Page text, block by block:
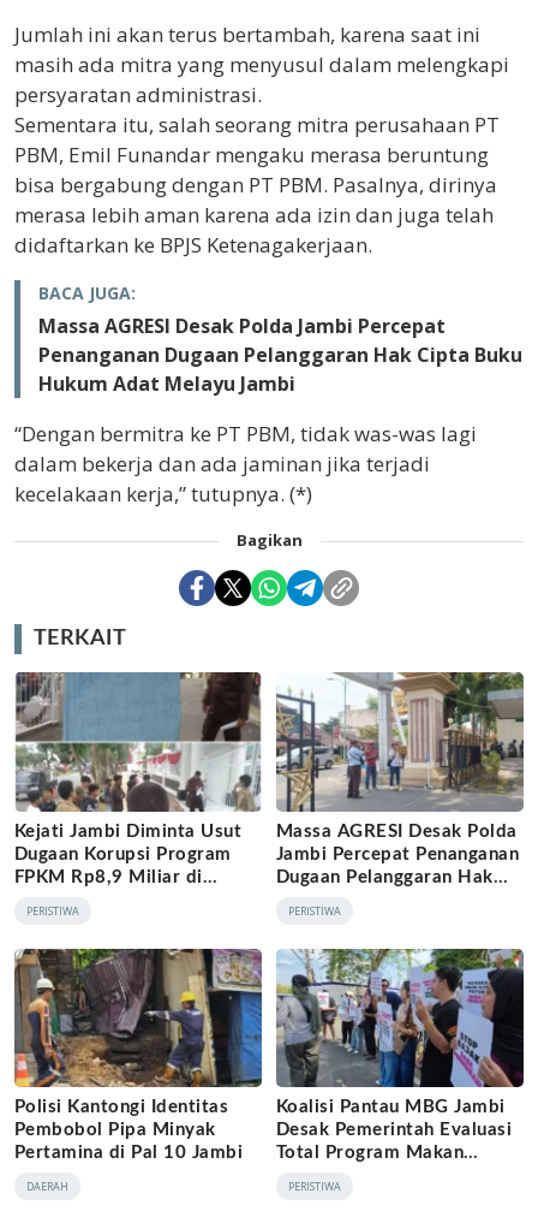
Jumlah ini akan terus bertambah, karena saat ini
masih ada mitra yang menyusul dalam melengkapi
persyaratan administrasi.
Sementara itu, salah seorang mitra perusahaan PT
PBM, Emil Funandar mengaku merasa beruntung
bisa bergabung dengan PT PBM. Pasalnya, dirinya
merasa lebih aman karena ada izin dan juga telah
didaftarkan ke BPJS Ketenagakerjaan.
BACA JUGA:
Massa AGRESI Desak Polda Jambi Percepat
Penanganan Dugaan Pelanggaran Hak Cipta Buku
Hukum Adat Melayu Jambi
“Dengan bermitra ke PT PBM, tidak was-was lagi
dalam bekerja dan ada jaminan jika terjadi
kecelakaan kerja,” tutupnya. (*)
Bagikan
TERKAIT
Kejati Jambi Diminta Usut
Dugaan Korupsi Program
FPKM Rp8,9 Miliar di
PERISTIWA
Massa AGRESI Desak Polda
Jambi Percepat Penanganan
Dugaan Pelanggaran Hak
PERISTIWA
Polisi Kantongi Identitas
Pembobol Pipa Minyak
Pertamina di Pal 10 Jambi
DAERAH
Koalisi Pantau MBG Jambi
Desak Pemerintah Evaluasi
Total Program Makan
PERISTIWA